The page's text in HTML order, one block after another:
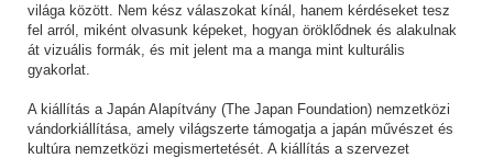
világa között. Nem kész válaszokat kínál, hanem kérdéseket tesz
fel arról, miként olvasunk képeket, hogyan öröklődnek és alakulnak
át vizuális formák, és mit jelent ma a manga mint kulturális
gyakorlat.
A kiállítás a Japán Alapítvány (The Japan Foundation) nemzetközi
vándorkiállítása, amely világszerte támogatja a japán művészet és
kultúra nemzetközi megismertetését. A kiállítás a szervezet